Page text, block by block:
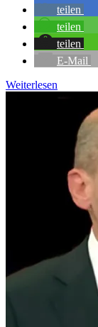
teilen
teilen
teilen
E-Mail
Weiterlesen